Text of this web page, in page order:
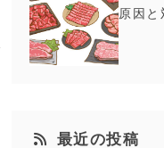
原因と
最近の投稿